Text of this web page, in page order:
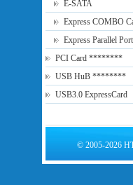
E-SATA
Express COMBO
Express Parallel Port
PCI Card ********
USB HuB ********
USB3.0 ExpressCard
© 2005-2026